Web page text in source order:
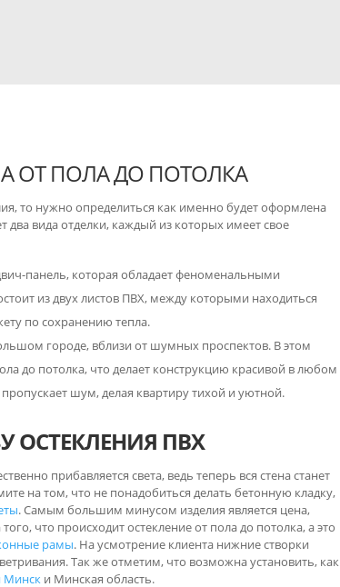
ОТ ПОЛА ДО ПОТОЛКА
то нужно определиться как именно будет оформлена
два вида отделки, каждый из которых имеет свое
панель, которая обладает феноменальными
из двух листов ПВХ, между которыми находиться
по сохранению тепла.
городе, вблизи от шумных проспектов. В этом
до потолка, что делает конструкцию красивой в любом
шум, делая квартиру тихой и уютной.
ОСТЕКЛЕНИЯ ПВХ
прибавляется света, ведь теперь вся стена станет
на том, что не понадобиться делать бетонную кладку,
. Самым большим минусом изделия является цена,
что происходит остекление от пола до потолка, а это
рамы. На усмотрение клиента нижние створки
Так же отметим, что возможна установить, как
Минск и Минская область.